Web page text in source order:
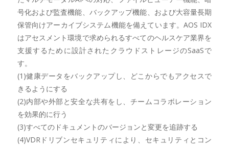
号化および監査機能、バックアップ機能、および大容量長期
保管向けアーカイブシステム機能を備えています。AOS IDX
はアセスメント環境で求められるすべてのヘルスケア業界を
支援するために設計されたクラウドストレージのSaaSで
す。
(1)健康データをバックアップし、どこからでもアクセスで
きるようにする
(2)内部や外部と安全な共有をし、チームコラボレーション
を効果的に行う
(3)すべてのドキュメントのバージョンと変更を追跡する
(4)VDRドリブンセキュリティにより、セキュリティとコン